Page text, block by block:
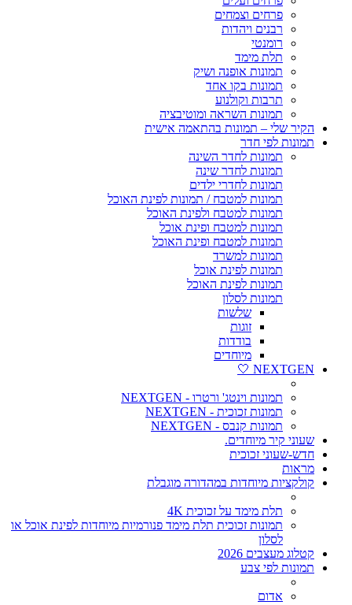
פרחים וצמחים
רבנים ויהדות
רומנטי
תלת מימד
תמונות אופנה ושיק
תמונות בקו אחד
תרבות וקולנוע
תמונות השראה ומוטיבציה
הקיר שלי – תמונות בהתאמה אישית
תמונות לפי חדר
תמונות לחדר השינה
תמונות לחדר שינה
תמונות לחדרי ילדים
תמונות למטבח / תמונות לפינת האוכל
תמונות למטבח ולפינת האוכל
תמונות למטבח ופינת אוכל
תמונות למטבח ופינת האוכל
תמונות למשרד
תמונות לפינת אוכל
תמונות לפינת האוכל
תמונות לסלון
שלשות
זוגות
בודדות
מיוחדים
NEXTGEN 🤍
תמונות וינטג' ורטרו - NEXTGEN
תמונות זכוכית - NEXTGEN
תמונות קנבס - NEXTGEN
שעוני קיר מיוחדים.
חדש-שעוני זכוכית
מראות
קולקציות מיוחדות במהדורה מוגבלת
תלת מימד על זכוכית 4K
תמונות זכוכית תלת מימד פנורמיות מיוחדות לפינת אוכל או
לסלון
קטלוג מעצבים 2026
תמונות לפי צבע
אדום